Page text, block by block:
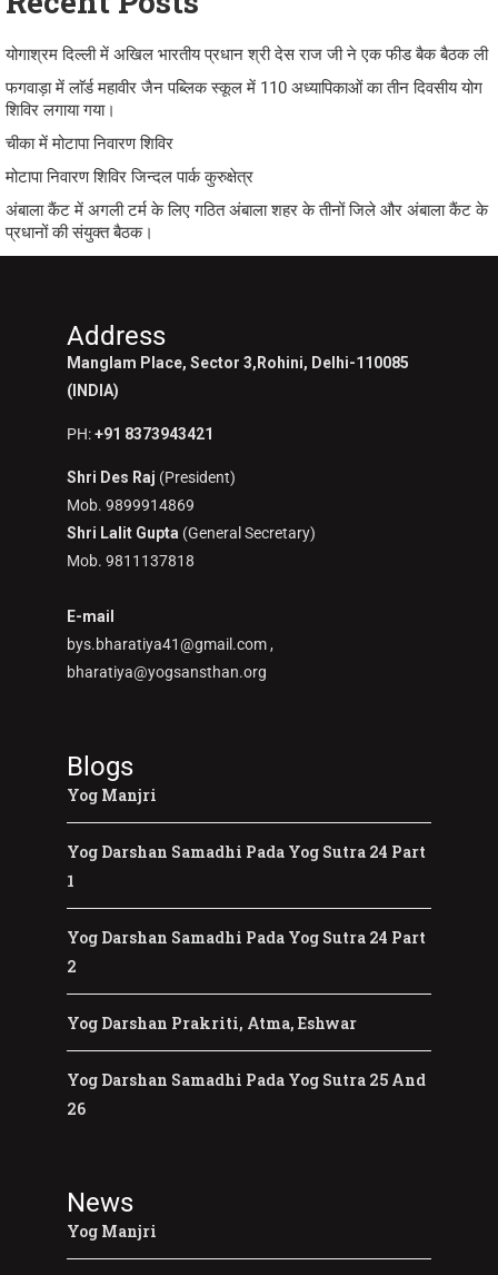
योगाश्रम दिल्ली में अखिल भारतीय प्रधान श्री देस राज जी ने एक फीड बैक बैठक ली
फगवाड़ा में लाॅर्ड महावीर जैन पब्लिक स्कूल में 110 अध्यापिकाओं का तीन दिवसीय योग
शिविर लगाया गया।
चीका में मोटापा निवारण शिविर
मोटापा निवारण शिविर जिन्दल पार्क कुरुक्षेत्र
अंबाला कैंट में अगली टर्म के लिए गठित अंबाला शहर के तीनों जिले और अंबाला कैंट के
प्रधानों की संयुक्त बैठक।
Address
Manglam Place, Sector 3,Rohini, Delhi-110085
(INDIA)
PH:+91 8373943421
Shri Des Raj (President)
Mob. 9899914869
Shri Lalit Gupta (General Secretary)
Mob. 9811137818
E-mail
bys.bharatiya41@gmail.com ,
bharatiya@yogsansthan.org
Blogs
Yog Manjri
Yog Darshan Samadhi Pada Yog Sutra 24 Part
1
Yog Darshan Samadhi Pada Yog Sutra 24 Part
2
Yog Darshan Prakriti, Atma, Eshwar
Yog Darshan Samadhi Pada Yog Sutra 25 And
26
News
Yog Manjri